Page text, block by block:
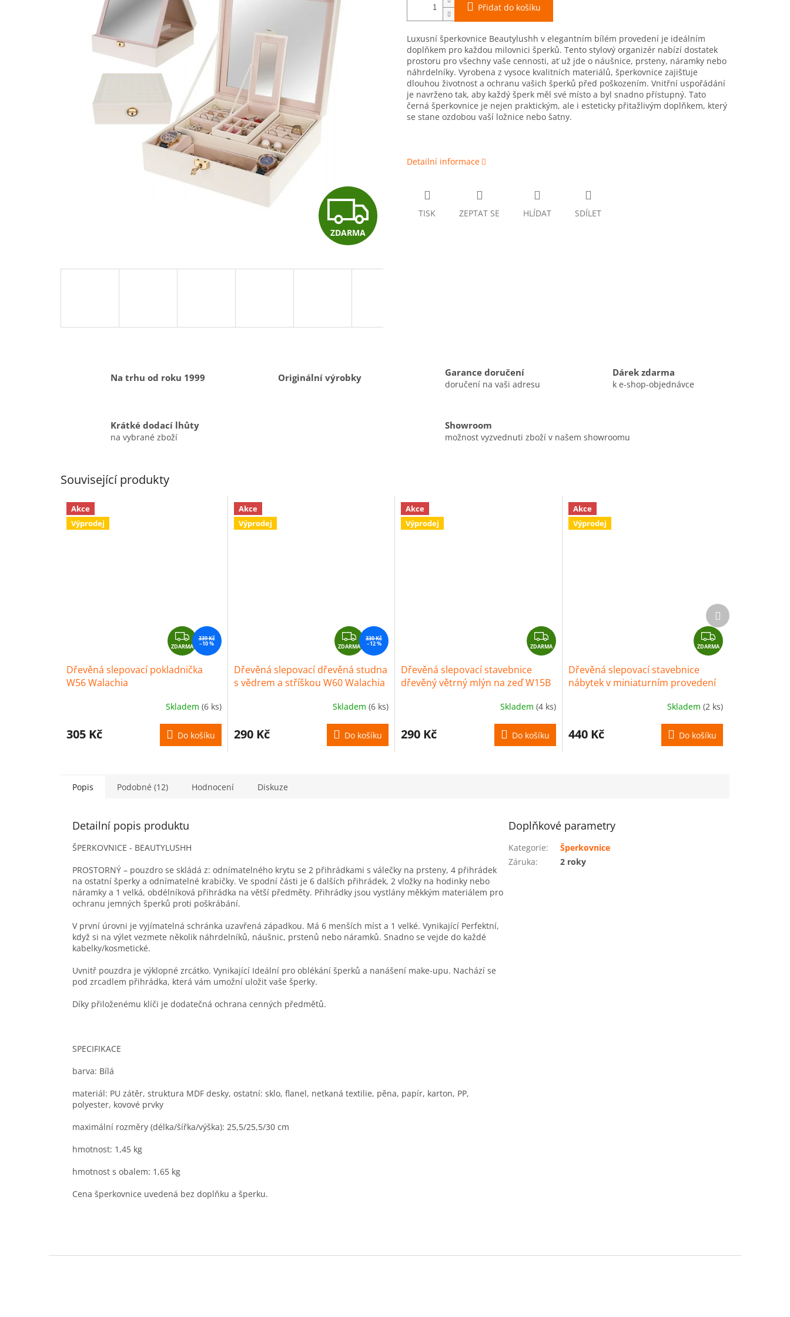
Z
D
R
ZDARMA
Přidat do košíku
Luxusní šperkovnice Beautylushh v elegantním bílém provedení je ideálním
doplňkem pro každou milovnici šperků. Tento stylový organizér nabízí dostatek
prostoru pro všechny vaše cennosti, ať už jde o náušnice, prsteny, náramky nebo
náhrdelníky. Vyrobena z vysoce kvalitních materiálů, šperkovnice zajišťuje
dlouhou životnost a ochranu vašich šperků před poškozením. Vnitřní uspořádání
je navrženo tak, aby každý šperk měl své místo a byl snadno přístupný. Tato
černá šperkovnice je nejen praktickým, ale i esteticky přitažlivým doplňkem, který
se stane ozdobou vaší ložnice nebo šatny.
Detailní informace
TISK ZEPTAT SE HLÍDAT SDÍLET
Na trhu od roku 1999 Originální výrobky Garance doručení
doručení na vaši adresu
Dárek zdarma
k e-shop-objednávce
Krátké dodací lhůty
na vybrané zboží
Showroom
možnost vyzvednuti zboží v našem showroomu
Související produkty
Akce
Výprodej
Z
D
A
R
A
ZDARMA
339 Kč
–10 %
Dřevěná slepovací pokladnička
W56 Walachia
Skladem (6 ks)
305 Kč Do košíku
Akce
Výprodej
Z
D
A
R
A
ZDARMA
330 Kč
–12 %
Dřevěná slepovací dřevěná studna
s vědrem a stříškou W60 Walachia
Skladem (6 ks)
290 Kč Do košíku
Akce
Výprodej
Z
D
R
A
ZDARMA
Dřevěná slepovací stavebnice
dřevěný větrný mlýn na zeď W15B
Skladem (4 ks)
290 Kč Do košíku
Akce
Výprodej
Z
D
R
A
ZDARMA
Dřevěná slepovací stavebnice
nábytek v miniaturním provedení
Skladem (2 ks)
440 Kč Do košíku
Další
produkt
Popis Podobné (12) Hodnocení Diskuze
Detailní popis produktu
ŠPERKOVNICE - BEAUTYLUSHH
PROSTORNÝ – pouzdro se skládá z: odnímatelného krytu se 2 přihrádkami s válečky na prsteny, 4 přihrádek
na ostatní šperky a odnímatelné krabičky. Ve spodní části je 6 dalších přihrádek, 2 vložky na hodinky nebo
náramky a 1 velká, obdélníková přihrádka na větší předměty. Přihrádky jsou vystlány měkkým materiálem pro
ochranu jemných šperků proti poškrábání.
V první úrovni je vyjímatelná schránka uzavřená západkou. Má 6 menších míst a 1 velké. Vynikající Perfektní,
když si na výlet vezmete několik náhrdelníků, náušnic, prstenů nebo náramků. Snadno se vejde do každé
kabelky/kosmetické.
Uvnitř pouzdra je výklopné zrcátko. Vynikající Ideální pro oblékání šperků a nanášení make-upu. Nachází se
pod zrcadlem přihrádka, která vám umožní uložit vaše šperky.
Díky přiloženému klíči je dodatečná ochrana cenných předmětů.
SPECIFIKACE
barva: Bílá
materiál: PU zátěr, struktura MDF desky, ostatní: sklo, flanel, netkaná textilie, pěna, papír, karton, PP,
polyester, kovové prvky
maximální rozměry (délka/šířka/výška): 25,5/25,5/30 cm
hmotnost: 1,45 kg
hmotnost s obalem: 1,65 kg
Cena šperkovnice uvedená bez doplňku a šperku.
Doplňkové parametry
Kategorie:
Šperkovnice
Záruka: 2 roky